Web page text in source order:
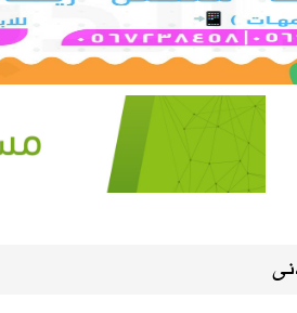
على عدة مناطق
الإخبارية